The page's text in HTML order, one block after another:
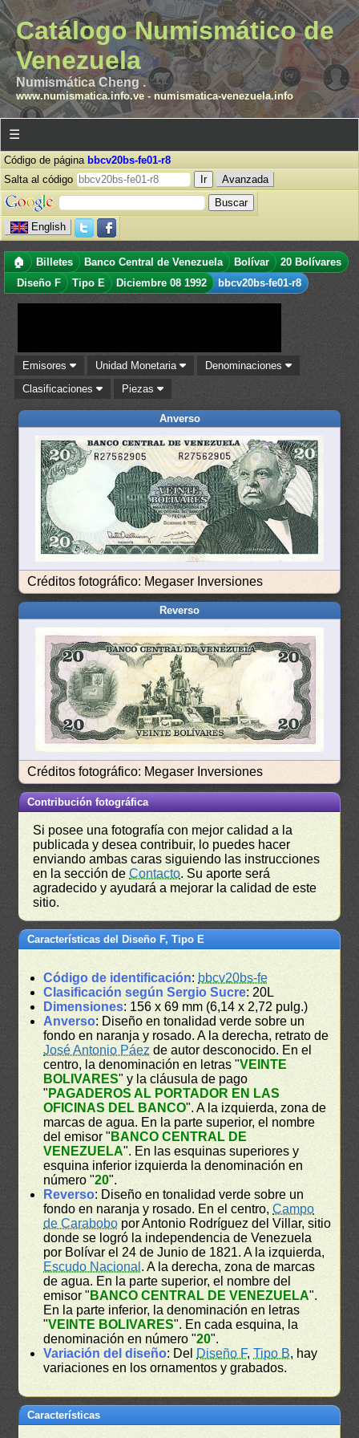
Catálogo Numismático de
Venezuela
Numismática Cheng .
www.numismatica.info.ve- numismatica-venezuela.info
☰
Código de página bbcv20bs-fe01-r8
Salta al código
Avanzada
English
🏠 Billetes Banco Central de Venezuela Bolívar
20 Bolívares
Diseño F
Tipo E Diciembre 08 1992 bbcv20bs-fe01-r8
Emisores Unidad Monetaria
Denominaciones
Clasificaciones
Piezas
Anverso
Créditos fotográfico: Megaser Inversiones
Reverso
Créditos fotográfico: Megaser Inversiones
Contribución fotográfica
Si posee una fotografía con mejor calidad a la
publicada y desea contribuir, lo puedes hacer
enviando ambas caras siguiendo las instrucciones
en la sección deContacto. Su aporte será
agradecido y ayudará a mejorar la calidad de este
sitio.
Características del Diseño F, Tipo E
Código de identificación: bbcv20bs-fe
Clasificación según Sergio Sucre: 20L
Dimensiones: 156 x 69 mm (6,14 x 2,72 pulg.)
Anverso: Diseño en tonalidad verde sobre un
fondo en naranja y rosado. A la derecha, retrato de
José Antonio Páez de autor desconocido. En el
centro, la denominación en letras "VEINTE
BOLIVARES" y la cláusula de pago
" PAGADEROS AL PORTADOR EN LAS
OFICINAS DEL BANCO". A la izquierda, zona de
marcas de agua. En la parte superior, el nombre
del emisor " BANCO CENTRAL DE
VENEZUELA". En las esquinas superiores y
esquina inferior izquierda la denominación en
número "20".
Reverso: Diseño en tonalidad verde sobre un
fondo en naranja y rosado. En el centro,Campo
de Carabobo por Antonio Rodríguez del Villar, sitio
donde se logró la independencia de Venezuela
por Bolívar el 24 de Junio de 1821. A la izquierda,
Escudo Nacional . A la derecha, zona de marcas
de agua. En la parte superior, el nombre del
emisor " BANCO CENTRAL DE VENEZUELA".
En la parte inferior, la denominación en letras
"VEINTE BOLIVARES". En cada esquina, la
denominación en número "20".
Variación del diseño: Del Diseño F,Tipo B, hay
variaciones en los ornamentos y grabados.
Características